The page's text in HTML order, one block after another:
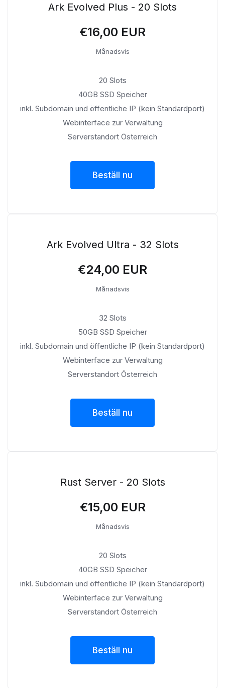
Ark Evolved Plus - 20 Slots
€16,00 EUR
Månadsvis
20 Slots
40GB SSD Speicher
inkl. Subdomain und öffentliche IP (kein Standardport)
Webinterface zur Verwaltung
Serverstandort Österreich
Beställ nu
Ark Evolved Ultra - 32 Slots
€24,00 EUR
Månadsvis
32 Slots
50GB SSD Speicher
inkl. Subdomain und öffentliche IP (kein Standardport)
Webinterface zur Verwaltung
Serverstandort Österreich
Beställ nu
Rust Server - 20 Slots
€15,00 EUR
Månadsvis
20 Slots
40GB SSD Speicher
inkl. Subdomain und öffentliche IP (kein Standardport)
Webinterface zur Verwaltung
Serverstandort Österreich
Beställ nu